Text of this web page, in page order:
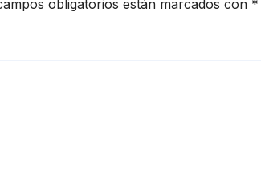
obligatorios están marcados con *